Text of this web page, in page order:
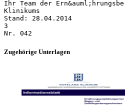
Ihr Team der
Klinikums
Stand: 28.04.2014
3
Zugehörige Unterlagen